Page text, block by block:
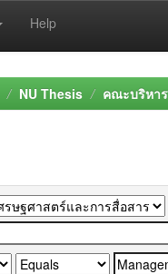
Help
NU Thesis คณะบริหา